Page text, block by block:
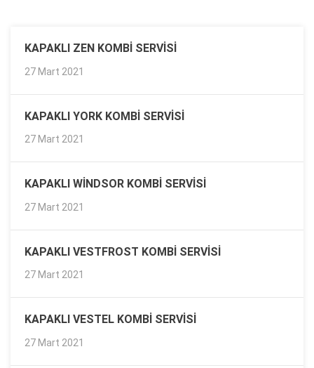
KAPAKLI ZEN KOMBI SERVISI
27 Mart 2021
KAPAKLI YORK KOMBI SERVISI
27 Mart 2021
KAPAKLI WINDSOR KOMBI SERVISI
27 Mart 2021
KAPAKLI VESTFROST KOMBI SERVISI
27 Mart 2021
KAPAKLI VESTEL KOMBI SERVISI
27 Mart 2021